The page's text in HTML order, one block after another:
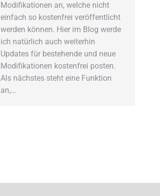
Modifikationen an, welche nicht
einfach so kostenfrei veröffentlicht
werden können. Hier im Blog werde
ich natürlich auch weiterhin
Updates für bestehende und neue
Modifikationen kostenfrei posten.
Als nächstes steht eine Funktion
an,…